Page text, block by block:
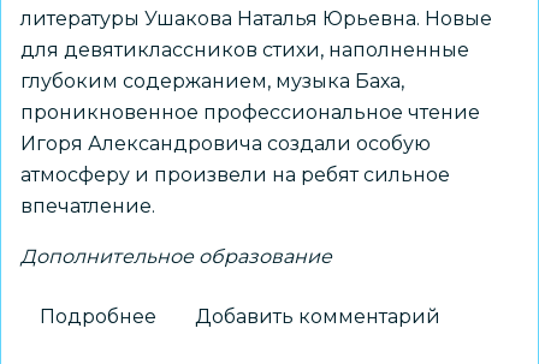
литературы Ушакова Наталья Юрьевна. Новые
для девятиклассников стихи, наполненные
глубоким содержанием, музыка Баха,
проникновенное профессиональное чтение
Игоря Александровича создали особую
атмосферу и произвели на ребят сильное
впечатление.
Дополнительное образование
Подробнее Добавить комментарий